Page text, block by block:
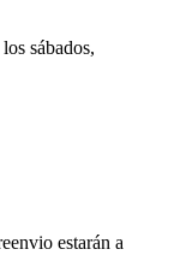
sábados,
estarán a